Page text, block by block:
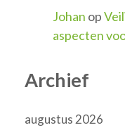
Johan op
aspecten
Archief
augustus 2026